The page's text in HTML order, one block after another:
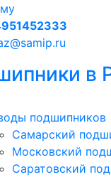
в
подшипников
Cамарский
Московский
Саратовский